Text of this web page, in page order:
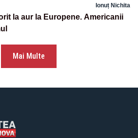
Ionuț Nichita
la aur la Europene. Americanii
Mai Multe